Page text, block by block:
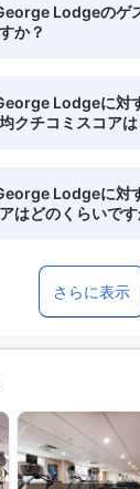
Lodgeのゲ
か？
Lodgeに対
クチコミスコア
Lodgeに対
はどのくらいです
さらに表示